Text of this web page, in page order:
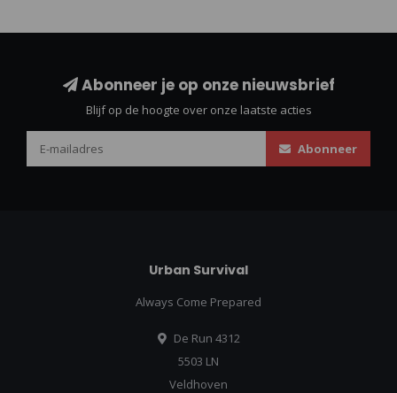
Abonneer je op onze nieuwsbrief
Blijf op de hoogte over onze laatste acties
Abonneer
Urban Survival
Always Come Prepared
De Run 4312
5503 LN
Veldhoven